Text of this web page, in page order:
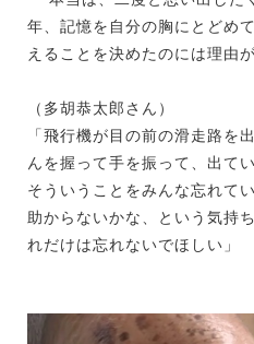
年、記憶を自分の胸にとどめ
えることを決めたのには理由
（多胡恭太郎さん）
「飛行機が目の前の滑走路を
んを握って手を振って、出て
そういうことをみんな忘れて
助からないかな、という気持
れだけは忘れないでほしい」